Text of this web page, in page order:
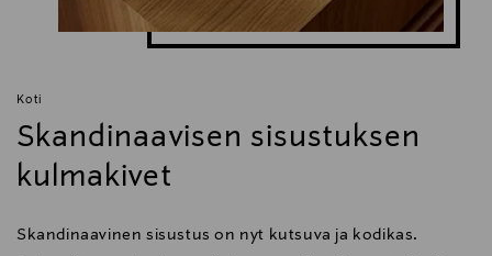
Koti
Skandinaavisen sisustuksen
kulmakivet
Skandinaavinen sisustus on nyt kutsuva ja kodikas.